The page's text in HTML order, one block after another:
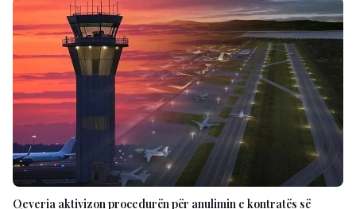
Qeveria aktivizon procedurën për anulimin e kontratës së